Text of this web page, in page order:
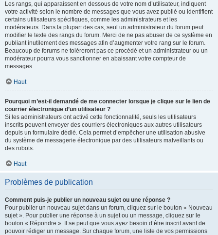
Les rangs, qui apparaissent en dessous de votre nom d’utilisateur, indiquent
votre activité selon le nombre de messages que vous avez publié ou identifient
certains utilisateurs spécifiques, comme les administrateurs et les
modérateurs. Dans la plupart des cas, seul un administrateur du forum peut
modifier le texte des rangs du forum. Merci de ne pas abuser de ce système en
publiant inutilement des messages afin d’augmenter votre rang sur le forum.
Beaucoup de forums ne toléreront pas ce procédé et un administrateur ou un
modérateur pourra vous sanctionner en abaissant votre compteur de
messages.
Haut
Pourquoi m’est-il demandé de me connecter lorsque je clique sur le lien de
courrier électronique d’un utilisateur ?
Si les administrateurs ont activé cette fonctionnalité, seuls les utilisateurs
inscrits peuvent envoyer des courriers électroniques aux autres utilisateurs
depuis un formulaire dédié. Cela permet d’empêcher une utilisation abusive
du système de messagerie électronique par des utilisateurs malveillants ou
des robots.
Haut
Problèmes de publication
Comment puis-je publier un nouveau sujet ou une réponse ?
Pour publier un nouveau sujet dans un forum, cliquez sur le bouton « Nouveau
sujet ». Pour publier une réponse à un sujet ou un message, cliquez sur le
bouton « Répondre ». Il se peut que vous ayez besoin d’être inscrit avant de
pouvoir rédiger un message. Sur chaque forum, une liste de vos permissions